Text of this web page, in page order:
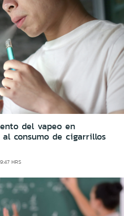
del vapeo en
al consumo de cigarrillos
HRS